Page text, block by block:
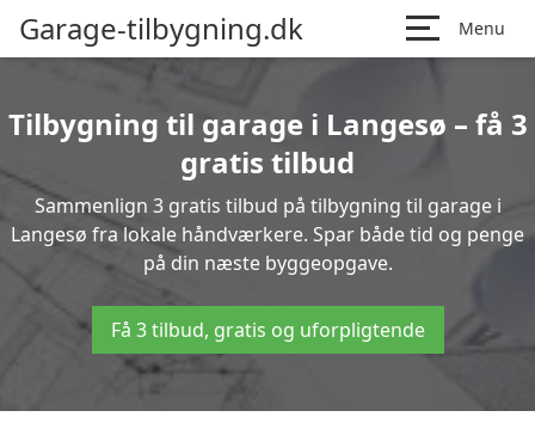
Garage-tilbygning.dk Menu
Tilbygning til garage i Langesø – få 3
gratis tilbud
Sammenlign 3 gratis tilbud på tilbygning til garage i
Langesø fra lokale håndværkere. Spar både tid og penge
på din næste byggeopgave.
Få 3 tilbud, gratis og uforpligtende